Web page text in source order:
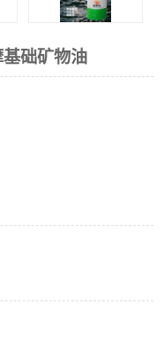
础矿物油